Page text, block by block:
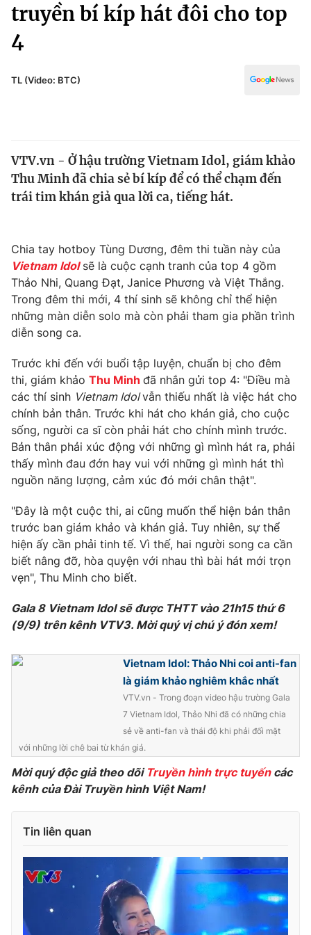
Chính trị
Xã hội
Pháp luật
Thế giới
Tin tức
Câu chuyện quốc tế
Kinh tế
Thị trường
Góc doanh nghiệp
Dữ liệu và đời sống
Truyền hình
Phim VTV
Hậu trường
Nhân vật
Khán giả
Giải sao mai
Giải trí
Điện ảnh
Âm nhạc
Sao
Đời sống
Du lịch
Làm đẹp
Chất lượng cuộc sống
Giáo dục
Tuyển sinh
Học trực tuyến
Công nghệ
Hitech Công nghệ tương lai
Sản phẩm
Thị trường
Tư vấn
Giao lưu trực tuyến
Lịch phát sóng
Chuyên mục khác
Emagazine Podcast
Shorts video
VTV Thể thao
VTV Sức khoẻ Bất động sản
VTV9 VTV8
Liên hệ tòa soạn English
Truyền hình
Công nghệ
truyền bí kíp hát đôi cho top
4
TL (Video: BTC)
VTV.vn - Ở hậu trường Vietnam Idol, giám khảo
Thu Minh đã chia sẻ bí kíp để có thể chạm đến
trái tim khán giả qua lời ca, tiếng hát.
Chia tay hotboy Tùng Dương, đêm thi tuần này của
Vietnam Idolsẽ là cuộc cạnh tranh của top 4 gồm
Thảo Nhi, Quang Đạt, Janice Phương và Việt Thắng.
Trong đêm thi mới, 4 thí sinh sẽ không chỉ thể hiện
những màn diễn solo mà còn phải tham gia phần trình
diễn song ca.
Trước khi đến với buổi tập luyện, chuẩn bị cho đêm
thi, giám khảo Thu Minh đã nhắn gửi top 4: "Điều mà
các thí sinh Vietnam Idolvẫn thiếu nhất là việc hát cho
chính bản thân. Trước khi hát cho khán giả, cho cuộc
sống, người ca sĩ còn phải hát cho chính mình trước.
Bản thân phải xúc động với những gì mình hát ra, phải
thấy mình đau đớn hay vui với những gì mình hát thì
nguồn năng lượng, cảm xúc đó mới chân thật".
"Đây là một cuộc thi, ai cũng muốn thể hiện bản thân
trước ban giám khảo và khán giả. Tuy nhiên, sự thể
hiện ấy cần phải tinh tế. Vì thế, hai người song ca cần
biết nâng đỡ, hòa quyện với nhau thì bài hát mới trọn
vẹn", Thu Minh cho biết.
Gala 8 Vietnam Idol sẽ được THTT vào 21h15 thứ 6
(9/9) trên kênh VTV3. Mời quý vị chú ý đón xem!
Vietnam Idol: Thảo Nhi coi anti-fan
là giám khảo nghiêm khắc nhất
VTV.vn - Trong đoạn video hậu trường Gala
7 Vietnam Idol, Thảo Nhi đã có những chia
sẻ về anti-fan và thái độ khi phải đối mặt
với những lời chê bai từ khán giả.
Mời quý độc giả theo dõi Truyền hình trực tuyến các
kênh của Đài Truyền hình Việt Nam!
Tin liên quan